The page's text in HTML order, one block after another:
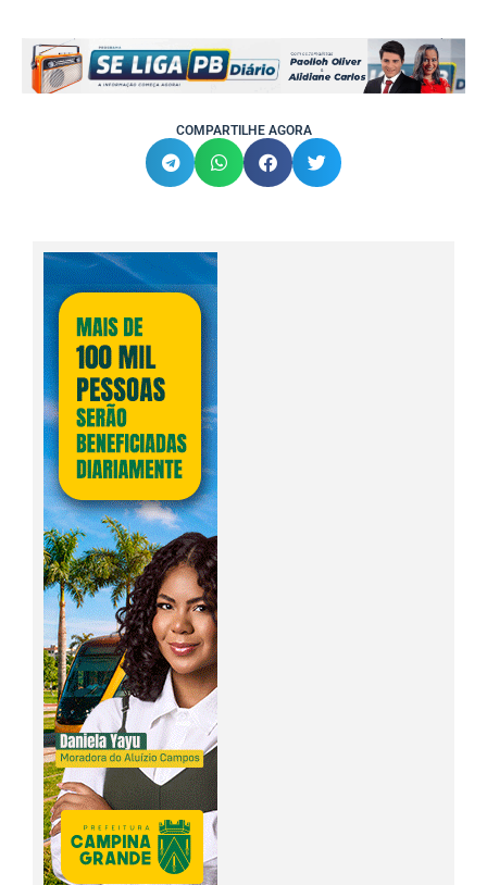
COMPARTILHE AGORA